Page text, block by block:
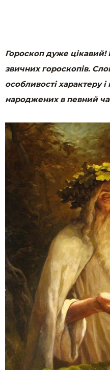
Гороскоп дуже цікавий!
звичних гороскопів.
особливості характеру
народжених в певний